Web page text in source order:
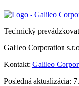
Technický
Galileo Corporation
Kontakt: Galileo
Posledná aktualizácia: